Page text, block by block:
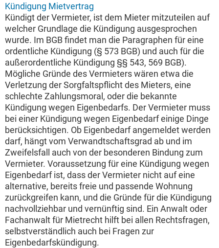
Kündigung Mietvertrag
Kündigt der Vermieter, ist dem Mieter mitzuteilen auf
welcher Grundlage die Kündigung ausgesprochen
wurde. Im BGB findet man die Paragraphen für eine
ordentliche Kündigung (§ 573 BGB) und auch für die
außerordentliche Kündigung §§ 543, 569 BGB).
Mögliche Gründe des Vermieters wären etwa die
Verletzung der Sorgfaltspflicht des Mieters, eine
schlechte Zahlungsmoral, oder die bekannte
Kündigung wegen Eigenbedarfs. Der Vermieter muss
bei einer Kündigung wegen Eigenbedarf einige Dinge
berücksichtigen. Ob Eigenbedarf angemeldet werden
darf, hängt vom Verwandtschaftsgrad ab und im
Zweifelsfall auch von der besonderen Bindung zum
Vermieter. Voraussetzung für eine Kündigung wegen
Eigenbedarf ist, dass der Vermieter nicht auf eine
alternative, bereits freie und passende Wohnung
zurückgreifen kann, und die Gründe für die Kündigung
nachvollziehbar und vernünftig sind. Ein Anwalt oder
Fachanwalt für Mietrecht hilft bei allen Rechtsfragen,
selbstverständlich auch bei Fragen zur
Eigenbedarfskündigung.